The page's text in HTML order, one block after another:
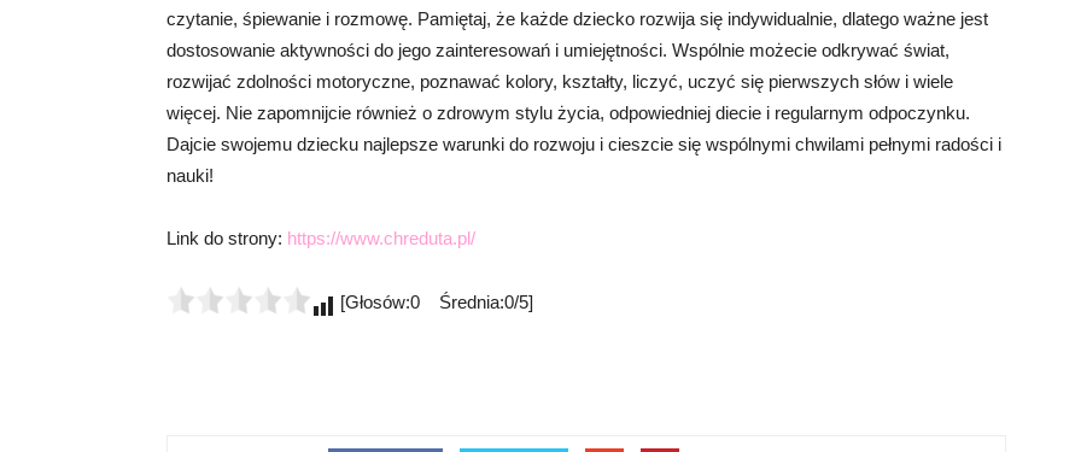
czytanie, śpiewanie i rozmowę. Pamiętaj, że każde dziecko rozwija się indywidualnie, dlatego ważne jest
dostosowanie aktywności do jego zainteresowań i umiejętności. Wspólnie możecie odkrywać świat,
rozwijać zdolności motoryczne, poznawać kolory, kształty, liczyć, uczyć się pierwszych słów i wiele
więcej. Nie zapomnijcie również o zdrowym stylu życia, odpowiedniej diecie i regularnym odpoczynku.
Dajcie swojemu dziecku najlepsze warunki do rozwoju i cieszcie się wspólnymi chwilami pełnymi radości i
nauki!
Link do strony: https://www.chreduta.pl/
[Głosów:0 Średnia:0/5]